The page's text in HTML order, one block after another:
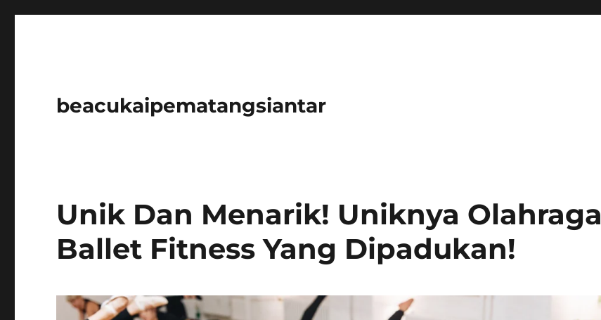
beacukaipematangsiantar
Unik Dan Menarik! Uniknya Olahraga
Ballet Fitness Yang Dipadukan!